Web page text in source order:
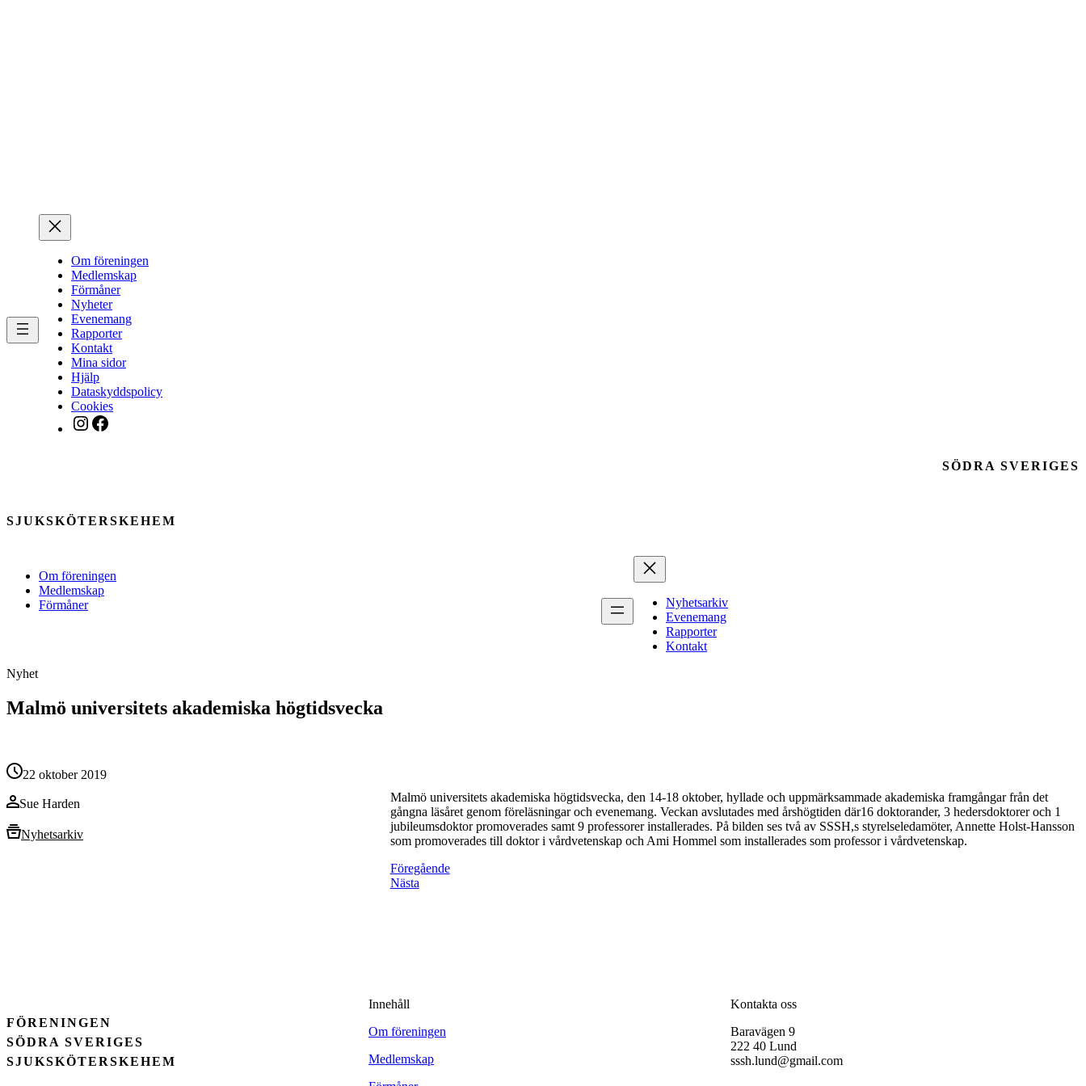
Om föreningen
Medlemskap
Förmåner
Nyheter
Evenemang
Rapporter
Kontakt
Mina sidor
Hjälp
Dataskyddspolicy
Cookies
Instagram
Facebook
SÖDRA SVERIGES
SJUKSKÖTERSKEHEM
Om föreningen
Medlemskap
Förmåner
Nyhetsarkiv
Evenemang
Rapporter
Kontakt
Nyhet
Malmö universitets akademiska högtidsvecka
22 oktober 2019
Sue Harden
Nyhetsarkiv
Malmö universitets akademiska högtidsvecka, den 14-18 oktober, hyllade och uppmärksammade akademiska framgångar från det
gångna läsåret genom föreläsningar och evenemang. Veckan avslutades med årshögtiden där16 doktorander, 3 hedersdoktorer och 1
jubileumsdoktor promoverades samt 9 professorer installerades. På bilden ses två av SSSH,s styrelseledamöter, Annette Holst-Hansson
som promoverades till doktor i vårdvetenskap och Ami Hommel som installerades som professor i vårdvetenskap.
Föregående
Nästa
FÖRENINGEN
SÖDRA SVERIGES
SJUKSKÖTERSKEHEM
Innehåll
Om föreningen
Medlemskap
Kontakta oss
Baravägen 9
222 40 Lund
sssh.lund@gmail.com